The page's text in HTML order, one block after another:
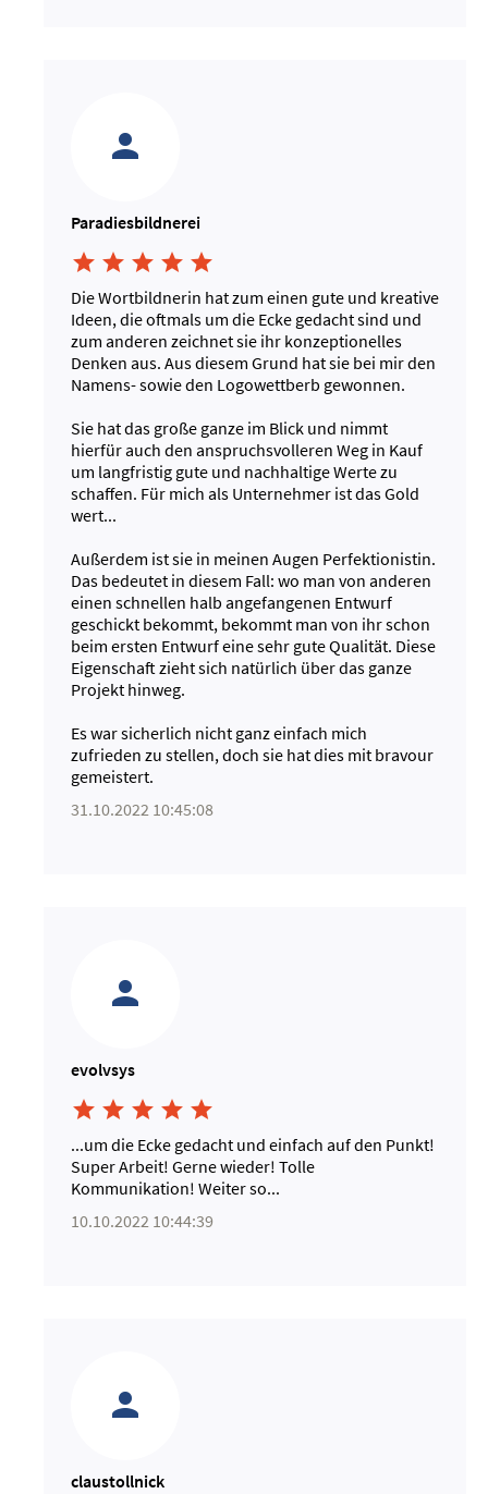
Paradiesbildnerei
    
Die Wortbildnerin hat zum einen gute und kreative
Ideen, die oftmals um die Ecke gedacht sind und
zum anderen zeichnet sie ihr konzeptionelles
Denken aus. Aus diesem Grund hat sie bei mir den
Namens- sowie den Logowettberb gewonnen.
Sie hat das große ganze im Blick und nimmt
hierfür auch den anspruchsvolleren Weg in Kauf
um langfristig gute und nachhaltige Werte zu
schaffen. Für mich als Unternehmer ist das Gold
wert...
Außerdem ist sie in meinen Augen Perfektionistin.
Das bedeutet in diesem Fall: wo man von anderen
einen schnellen halb angefangenen Entwurf
geschickt bekommt, bekommt man von ihr schon
beim ersten Entwurf eine sehr gute Qualität. Diese
Eigenschaft zieht sich natürlich über das ganze
Projekt hinweg.
Es war sicherlich nicht ganz einfach mich
zufrieden zu stellen, doch sie hat dies mit bravour
gemeistert.
31.10.2022 10:45:08
evolvsys
    
...um die Ecke gedacht und einfach auf den Punkt!
Super Arbeit! Gerne wieder! Tolle
Kommunikation! Weiter so...
10.10.2022 10:44:39
claustollnick